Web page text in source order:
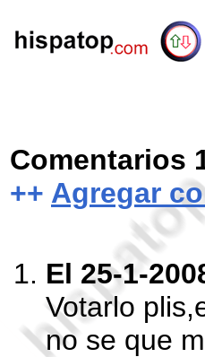
Comentarios
++ Agregar
El 25-1-
Votarlo
no se que